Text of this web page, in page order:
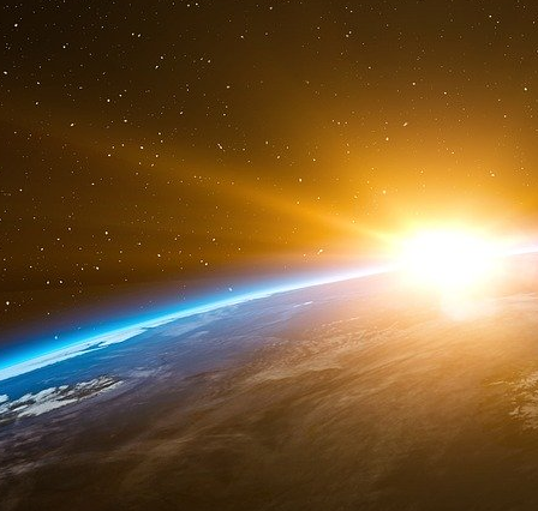
Seul l’ancien Premier ministre Emmanuel
d’exprimer des opinions assez cafouilleuses
dossier. À ce propos Valls tranche
reste de la brochette à tel point que l’on en
sont pas une banale comédie, une mise en
faire désigner comme candidat unique,
coq des Asturies. En fait, de tous il est le
parce que le plus sauvagement déterminé.
qu’ils ne finissent par faire cause commune et
Macronnade
Très inquiétant le choix d’Emmanuel Macron
à l’occasion d’une cérémonie d’hommage
Breitscheidplatz. Mais chez ce personnage,
acte manquéqu’une véritable faute. Il a dû
trait… Selon lui «l’usage de l’anglais
». Discours en